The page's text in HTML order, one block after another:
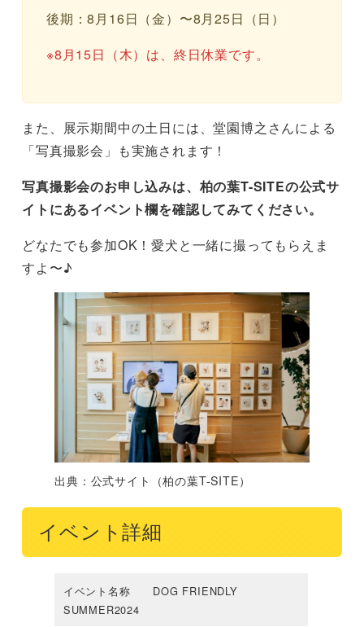
後期：8月16日（金）〜8月25日（日）
※8月15日（木）は、終日休業です。
また、展示期間中の土日には、堂園博之さんによる
「写真撮影会」も実施されます！
写真撮影会のお申し込みは、柏の葉T-SITEの公式サ
イトにあるイベント欄を確認してみてください。
どなたでも参加OK！愛犬と一緒に撮ってもらえま
すよ〜♪
出典：公式サイト（柏の葉T-SITE）
イベント詳細
イベント名称 DOG FRIENDLY
SUMMER2024